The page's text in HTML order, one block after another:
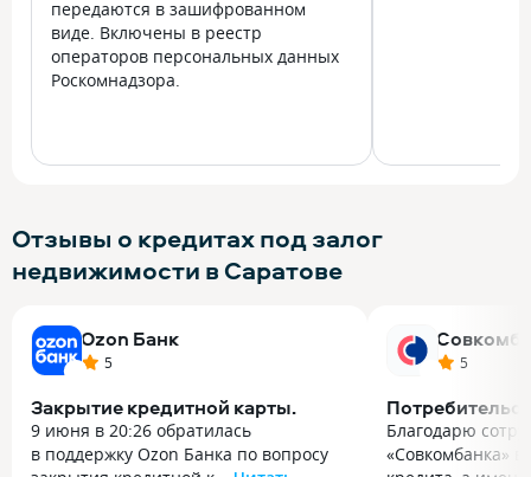
передаются в зашифрованном
виде. Включены в реестр
операторов персональных данных
Роскомнадзора.
Отзывы о кредитах под залог
недвижимости в Саратове
Ozon Банк
5
Закрытие кредитной карты.
9 июня в 20:26 обратилась
в поддержку Ozon Банка по вопросу
5
Благодарю
«Совкомбанка»